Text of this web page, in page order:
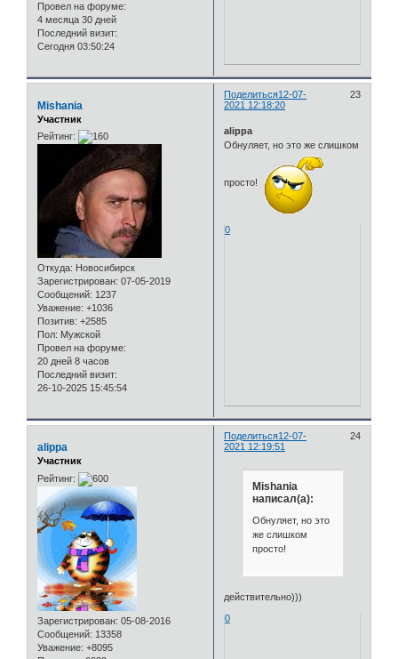
Провел на форуме:
4 месяца 30 дней
Последний визит:
Сегодня 03:50:24
Поделиться 23
12-07-
2021 12:18:20
Mishania
Участник
Рейтинг:
Откуда: Новосибирск
Зарегистрирован: 07-05-2019
Сообщений: 1237
Уважение: +1036
Позитив: +2585
Пол: Мужской
Провел на форуме:
20 дней 8 часов
Последний визит:
26-10-2025 15:45:54
alippa
Обнуляет, но это же слишком
просто!
0
Поделиться 24
12-07-
2021 12:19:51
alippa
Участник
Рейтинг:
Зарегистрирован: 05-08-2016
Сообщений: 13358
Уважение: +8095
Mishania
написал(а):
Обнуляет, но это
же слишком
просто!
действительно)))
0